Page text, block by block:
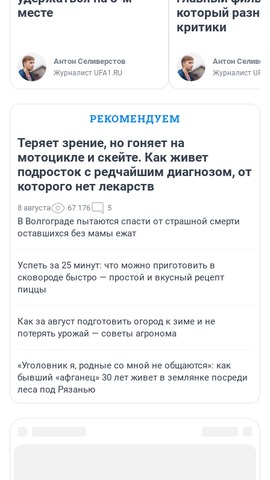
месте
Антон Селиверстов
Журналист UFA1.RU
который
критики
Антон
Журналист
РЕКОМЕНДУЕМ
Теряет зрение, но гоняет на
мотоцикле и скейте. Как живет
подросток с редчайшим диагнозом, от
которого нет лекарств
8 августа 67 176 5
В Волгограде пытаются спасти от страшной смерти
оставшихся без мамы ежат
Успеть за 25 минут: что можно приготовить в
сковороде быстро — простой и вкусный рецепт
пиццы
Как за август подготовить огород к зиме и не
потерять урожай — советы агронома
«Уголовник я, родные со мной не общаются»: как
бывший «афганец» 30 лет живет в землянке посреди
леса под Рязанью